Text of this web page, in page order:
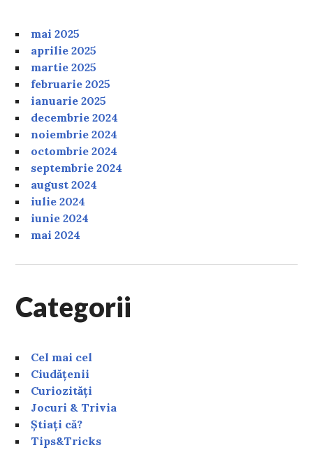
mai 2025
aprilie 2025
martie 2025
februarie 2025
ianuarie 2025
decembrie 2024
noiembrie 2024
octombrie 2024
septembrie 2024
august 2024
iulie 2024
iunie 2024
mai 2024
Categorii
Cel mai cel
Ciudățenii
Curiozități
Jocuri & Trivia
Știați că?
Tips&Tricks